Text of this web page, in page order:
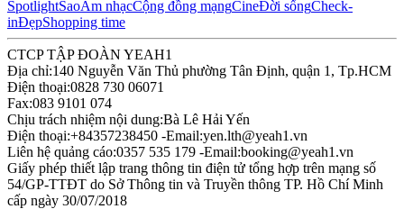
SpotlightSaoÂm nhạcCộng đồng mạngCineĐời sốngCheck-
inĐẹpShopping time
CTCP TẬP ĐOÀN YEAH1
Địa chỉ:140 Nguyễn Văn Thủ phường Tân Định, quận 1, Tp.HCM
Điện thoại:0828 730 06071
Fax:083 9101 074
Chịu trách nhiệm nội dung:Bà Lê Hải Yến
Điện thoại:+84357238450 -Email:yen.lth@yeah1.vn
Liên hệ quảng cáo:0357 535 179 -Email:booking@yeah1.vn
Giấy phép thiết lập trang thông tin điện tử tổng hợp trên mạng số
54/GP-TTĐT do Sở Thông tin và Truyền thông TP. Hồ Chí Minh
cấp ngày 30/07/2018